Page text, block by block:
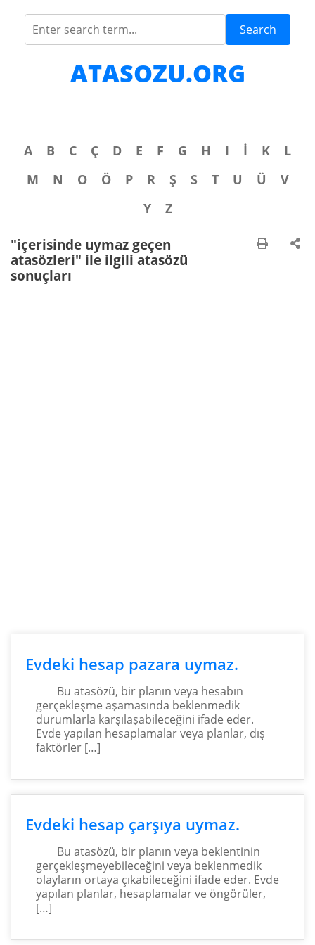
Search
ATASOZU.ORG
A B C Ç D E F G H I İ K
L
M
N O Ö P R Ş S T U Ü
V
Y
Z
"içerisinde uymaz geçen
atasözleri" ile ilgili atasözü
sonuçları
Evdeki hesap pazara uymaz.
Bu atasözü, bir planın veya hesabın
gerçekleşme aşamasında beklenmedik
durumlarla karşılaşabileceğini ifade eder.
Evde yapılan hesaplamalar veya planlar, dış
faktörler […]
Evdeki hesap çarşıya uymaz.
Bu atasözü, bir planın veya beklentinin
gerçekleşmeyebileceğini veya beklenmedik
olayların ortaya çıkabileceğini ifade eder. Evde
yapılan planlar, hesaplamalar ve öngörüler,
[…]